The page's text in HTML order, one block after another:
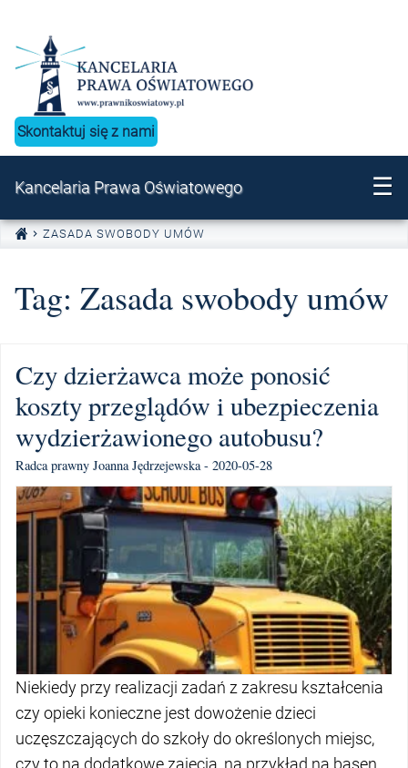
Skontaktuj się z nami
Kancelaria Prawa Oświatowego ☰
ZASADA SWOBODY UMÓW
Tag: Zasada swobody umów
Czy dzierżawca może ponosić
koszty przeglądów i ubezpieczenia
wydzierżawionego autobusu?
Radca prawny Joanna Jędrzejewska - 2020-05-28
Niekiedy przy realizacji zadań z zakresu kształcenia
czy opieki konieczne jest dowożenie dzieci
uczęszczających do szkoły do określonych miejsc,
czy to na dodatkowe zajęcia, na przykład na basen,